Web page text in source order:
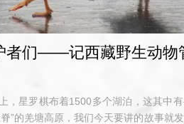
者们——记西藏野生动物
，星罗棋布着1500多个湖泊，这其中
”的羌塘高原，我们今天要讲的故事就发